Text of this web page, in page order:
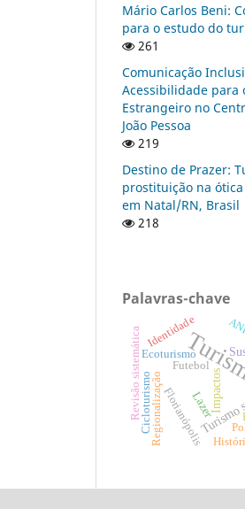
Mário Carlos Beni:
para o estudo do
261
Comunicação
Acessibilidade para
Estrangeiro no
João Pessoa
219
Destino de Prazer:
prostituição na
em Natal/RN, Brasil
218
Palavras-chave
Impactos
Lazer
Ecoturismo
Florianópolis
Regionalização
Identidade
Futebol
Revisão sistemáticaCicloturismo